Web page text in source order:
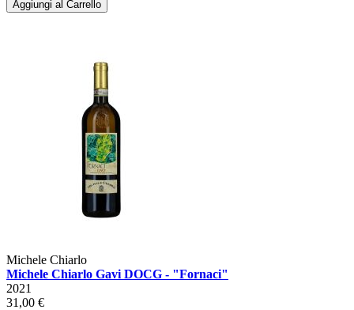
Aggiungi al Carrello
Michele Chiarlo
Michele Chiarlo Gavi DOCG - "Fornaci"
2021
31,00 €